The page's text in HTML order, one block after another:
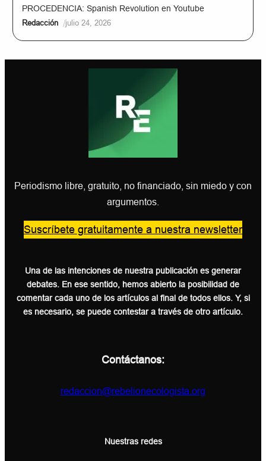
PROCEDENCIA: Spanish Revolution en Youtube
Redacción /julio 24, 2026
Periodismo libre, gratuito, no financiado, sin miedo y con
argumentos.
Suscríbete gratuitamente a nuestra newsletter
Una de las intenciones de nuestra publicación es generar
debates. En ese sentido, hemos abierto la posibilidad de
comentar cada uno de los artículos al final de todos ellos. Y, si
es necesario, se puede contestar a través de otro artículo.
Contáctanos:
redaccion@rebelionecologista.org
Nuestras redes